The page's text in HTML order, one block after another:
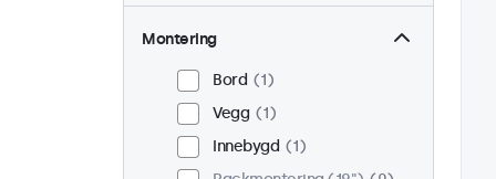
Montering
Bord
1
Vegg
1
Innebygd
1